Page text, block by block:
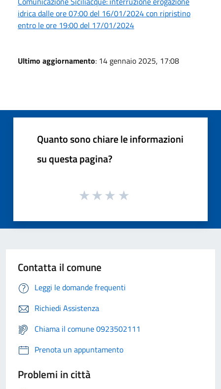
idrica dalle ore 07:00 del 16/01/2024 con ripristino
entro le ore 19:00 del 17/01/2024
Ultimo aggiornamento: 14 gennaio 2025, 17:08
Quanto sono chiare le informazioni
su questa pagina?
Contatta il comune
Leggi le domande frequenti
Richiedi Assistenza
Chiama il comune 0923502111
Prenota un appuntamento
Problemi in città